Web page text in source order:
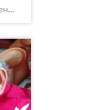
Просмотреть все сведения